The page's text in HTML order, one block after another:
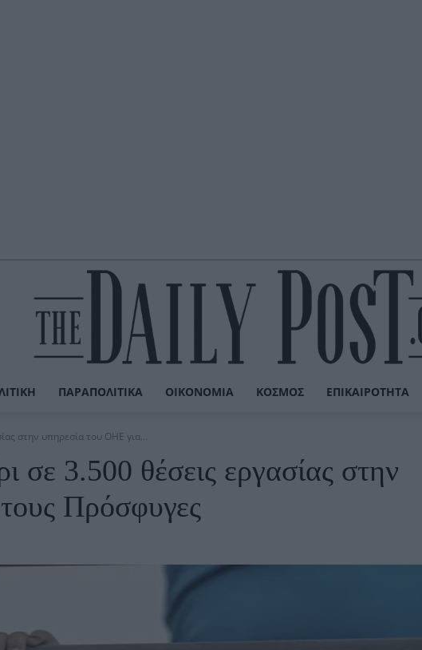
ΠΑΡΑΠΟΛΙΤΙΚΆ ΟΙΚΟΝΟΜΊΑ ΚΌΣΜΟΣ ΕΠΙΚΑΙΡΌΤΗΤΑ
στην υπηρεσία του ΟΗΕ για...
3.500 θέσεις εργασίας στην
Πρόσφυγες